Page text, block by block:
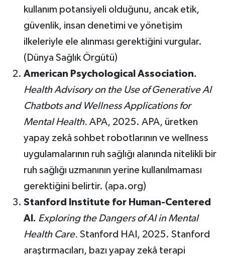
kullanım potansiyeli olduğunu, ancak etik,
güvenlik, insan denetimi ve yönetişim
ilkeleriyle ele alınması gerektiğini vurgular.
(Dünya Sağlık Örgütü)
American Psychological Association.
Health Advisory on the Use of Generative AI
Chatbots and Wellness Applications for
Mental Health. APA, 2025. APA, üretken
yapay zekâ sohbet robotlarının ve wellness
uygulamalarının ruh sağlığı alanında nitelikli bir
ruh sağlığı uzmanının yerine kullanılmaması
gerektiğini belirtir. (apa.org)
Stanford Institute for Human-Centered
AI. Exploring the Dangers of AI in Mental
Health Care. Stanford HAI, 2025. Stanford
araştırmacıları, bazı yapay zekâ terapi